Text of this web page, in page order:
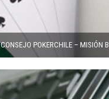
CONSEJO POKERCHILE – MISIÓN